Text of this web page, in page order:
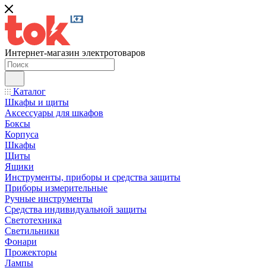
Интернет-магазин электротоваров
Каталог
Шкафы и щиты
Аксессуары для шкафов
Боксы
Корпуса
Шкафы
Щиты
Ящики
Инструменты, приборы и средства защиты
Приборы измерительные
Ручные инструменты
Средства индивидуальной защиты
Светотехника
Светильники
Фонари
Прожекторы
Лампы